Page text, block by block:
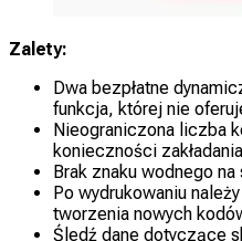
Zalety:
Dwa bezpłatne
funkcja, której nie
Nieograniczona liczba
konieczności
Brak znaku wodnego
Po wydrukowaniu
tworzenia nowych
Śledź dane dotyczące